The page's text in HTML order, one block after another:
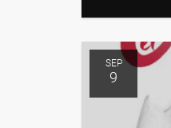
SEP
9